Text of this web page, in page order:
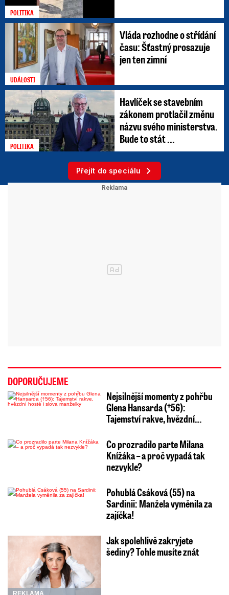
POLITIKA
UDÁLOSTI
Vláda rozhodne o střídání
času: Šťastný prosazuje
jen ten zimní
POLITIKA
Havlíček se stavebním
zákonem protlačil změnu
názvu svého ministerstva.
Bude to stát ...
Přejít do speciálu
DOPORUČUJEME
Nejsilnější momenty z pohřbu
Glena Hansarda (†56):
Tajemství rakve, hvězdní…
Co prozradilo parte Milana
Knížáka – a proč vypadá tak
nezvykle?
Pohublá Csáková (55) na
Sardinii: Manžela vyměnila za
zajíčka!
REKLAMA
Jak spolehlivě zakryjete
šediny? Tohle musíte znát